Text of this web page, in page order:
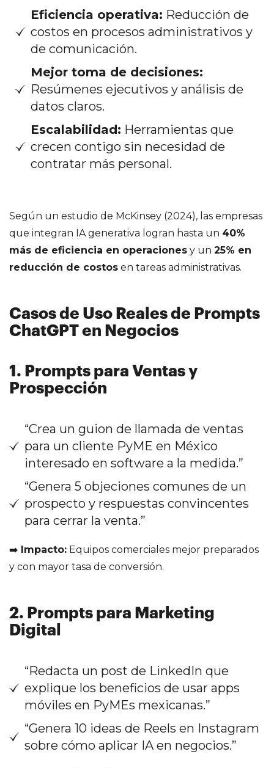
Eficiencia operativa: Reducción de
costos en procesos administrativos y
de comunicación.
Mejor toma de decisiones:
Resúmenes ejecutivos y análisis de
datos claros.
Escalabilidad: Herramientas que
crecen contigo sin necesidad de
contratar más personal.
Según un estudio de McKinsey (2024), las empresas
que integran IA generativa logran hasta un 40%
más de eficiencia en operaciones y un 25% en
reducción de costos en tareas administrativas.
Casos de Uso Reales de Prompts
ChatGPT en Negocios
1. Prompts para Ventas y
Prospección
“Crea un guion de llamada de ventas
para un cliente PyME en México
interesado en software a la medida.”
“Genera 5 objeciones comunes de un
prospecto y respuestas convincentes
para cerrar la venta.”
➡️ Impacto: Equipos comerciales mejor preparados
y con mayor tasa de conversión.
2. Prompts para Marketing
Digital
“Redacta un post de LinkedIn que
explique los beneficios de usar apps
móviles en PyMEs mexicanas.”
“Genera 10 ideas de Reels en Instagram
sobre cómo aplicar IA en negocios.”